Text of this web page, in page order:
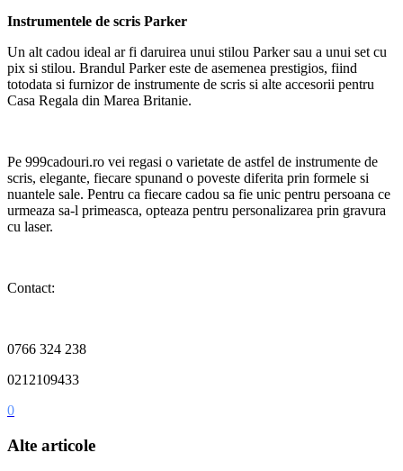
Instrumentele de scris Parker
Un alt cadou ideal ar fi daruirea unui stilou Parker sau a unui set cu
pix si stilou. Brandul Parker este de asemenea prestigios, fiind
totodata si furnizor de instrumente de scris si alte accesorii pentru
Casa Regala din Marea Britanie.
Pe 999cadouri.ro vei regasi o varietate de astfel de instrumente de
scris, elegante, fiecare spunand o poveste diferita prin formele si
nuantele sale. Pentru ca fiecare cadou sa fie unic pentru persoana ce
urmeaza sa-l primeasca, opteaza pentru personalizarea prin gravura
cu laser.
Contact:
0766 324 238
0212109433
0
Alte articole